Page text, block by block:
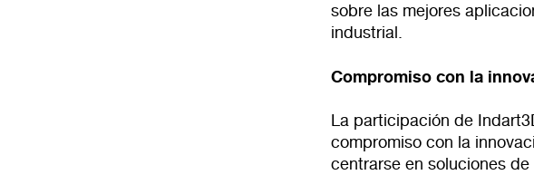
sobre las mejores
industrial.
Compromiso con la
La participación de
compromiso con la
centrarse en soluciones